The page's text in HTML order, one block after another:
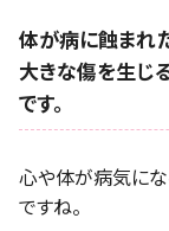
体が病に蝕まれ
大きな傷を生じ
です。
心や体が病気にな
ですね。